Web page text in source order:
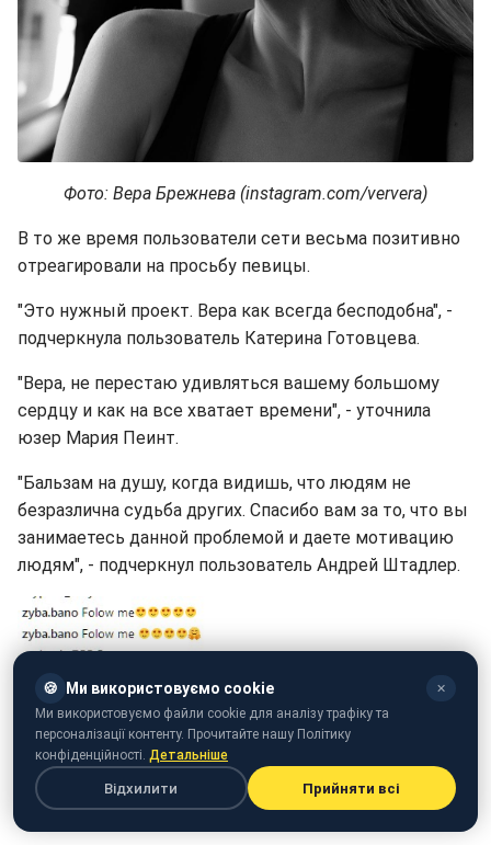
Фото: Вера Брежнева (instagram.com/ververa)
В то же время пользователи сети весьма позитивно
отреагировали на просьбу певицы.
"Это нужный проект. Вера как всегда бесподобна", -
подчеркнула пользователь Катерина Готовцева.
"Вера, не перестаю удивляться вашему большому
сердцу и как на все хватает времени", - уточнила
юзер Мария Пеинт.
"Бальзам на душу, когда видишь, что людям не
безразлична судьба других. Спасибо вам за то, что вы
занимаетесь данной проблемой и даете мотивацию
людям", - подчеркнул пользователь Андрей Штадлер.
🍪 Ми використовуємо cookie ✕
Ми використовуємо файли cookie для аналізу трафіку та
персоналізації контенту. Прочитайте нашу Політику
конфіденційності. Детальніше
Відхилити Прийняти всі